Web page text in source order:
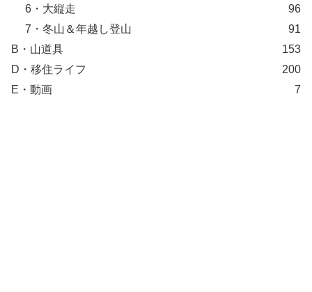
6・大縦走
96
7・冬山＆年越し登山
91
B・山道具
153
D・移住ライフ
200
E・動画
7